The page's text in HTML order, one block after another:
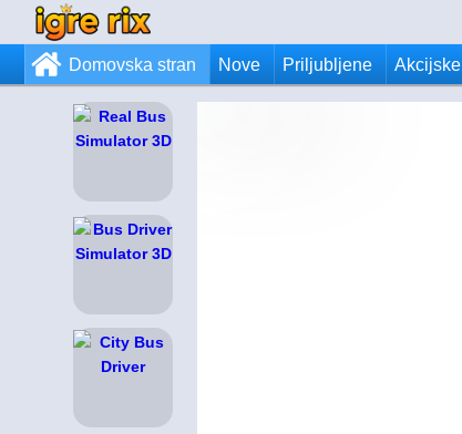
Domovska stran Nove Priljubljene Akcijske